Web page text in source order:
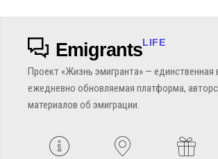
EmigrantsLIFE
Проект «Жизнь эмигранта» — единственная
ежедневно обновляемая платформа,
материалов об эмиграции.